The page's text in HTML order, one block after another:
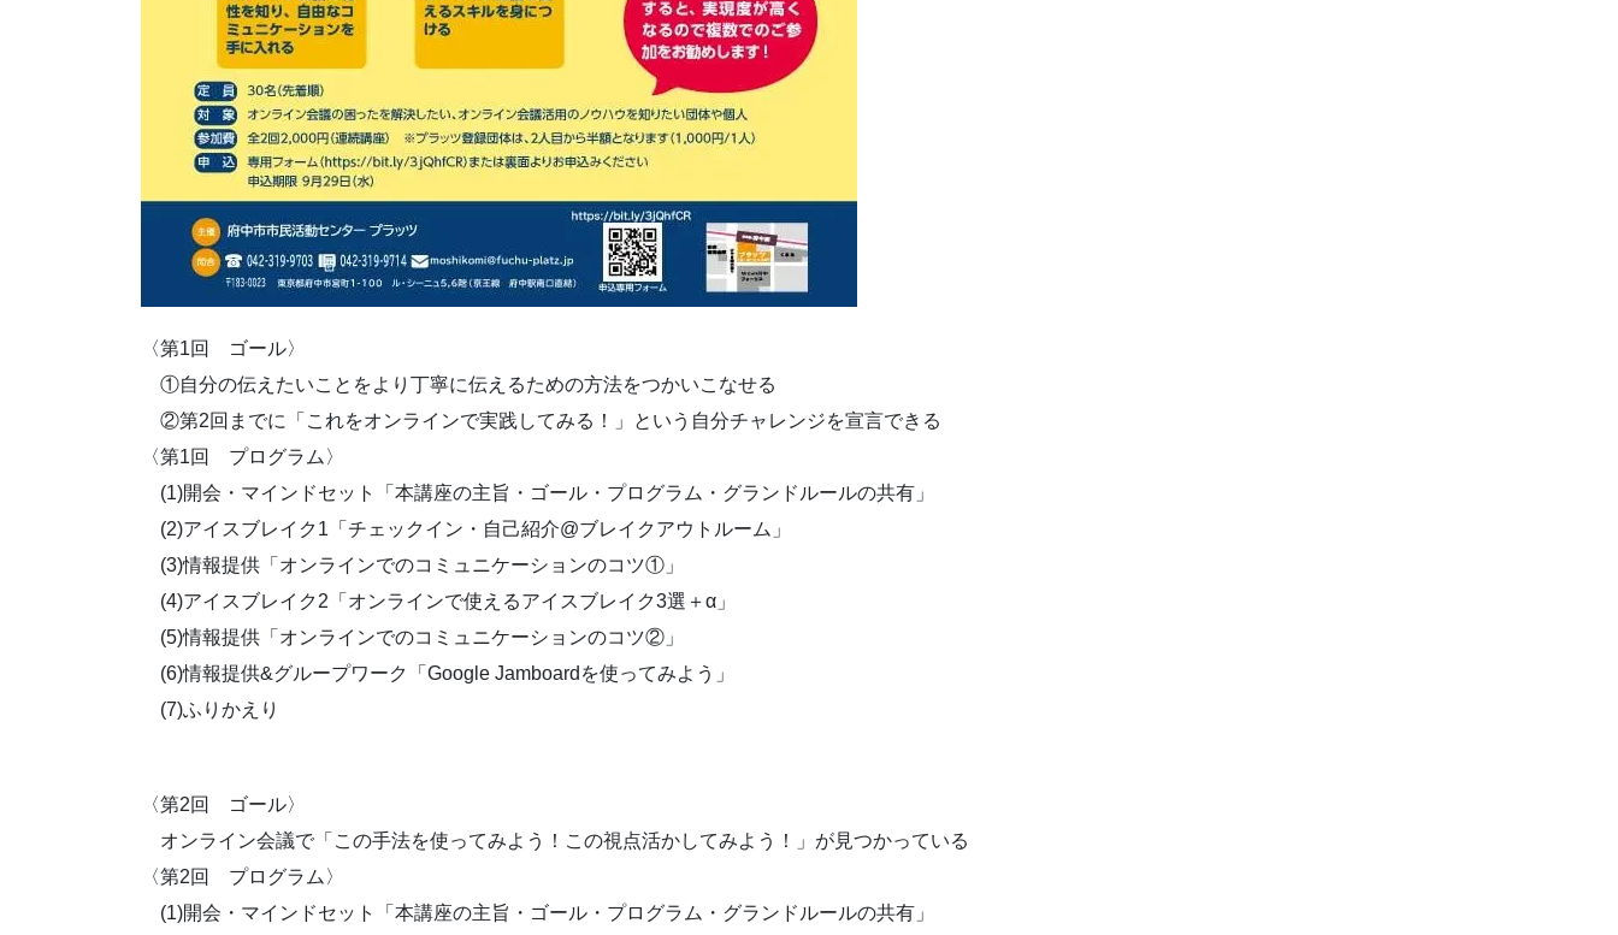
〈第1回 ゴール〉
①自分の伝えたいことをより丁寧に伝えるための方法をつかいこなせる
②第2回までに「これをオンラインで実践してみる！」という自分チャレンジを宣言できる
〈第1回 プログラム〉
(1)開会・マインドセット「本講座の主旨・ゴール・プログラム・グランドルールの共有」
(2)アイスブレイク1「チェックイン・自己紹介@ブレイクアウトルーム」
(3)情報提供「オンラインでのコミュニケーションのコツ①」
(4)アイスブレイク2「オンラインで使えるアイスブレイク3選＋α」
(5)情報提供「オンラインでのコミュニケーションのコツ②」
(6)情報提供&グループワーク「Google Jamboardを使ってみよう」
(7)ふりかえり
〈第2回 ゴール〉
オンライン会議で「この手法を使ってみよう！この視点活かしてみよう！」が見つかっている
〈第2回 プログラム〉
(1)開会・マインドセット「本講座の主旨・ゴール・プログラム・グランドルールの共有」